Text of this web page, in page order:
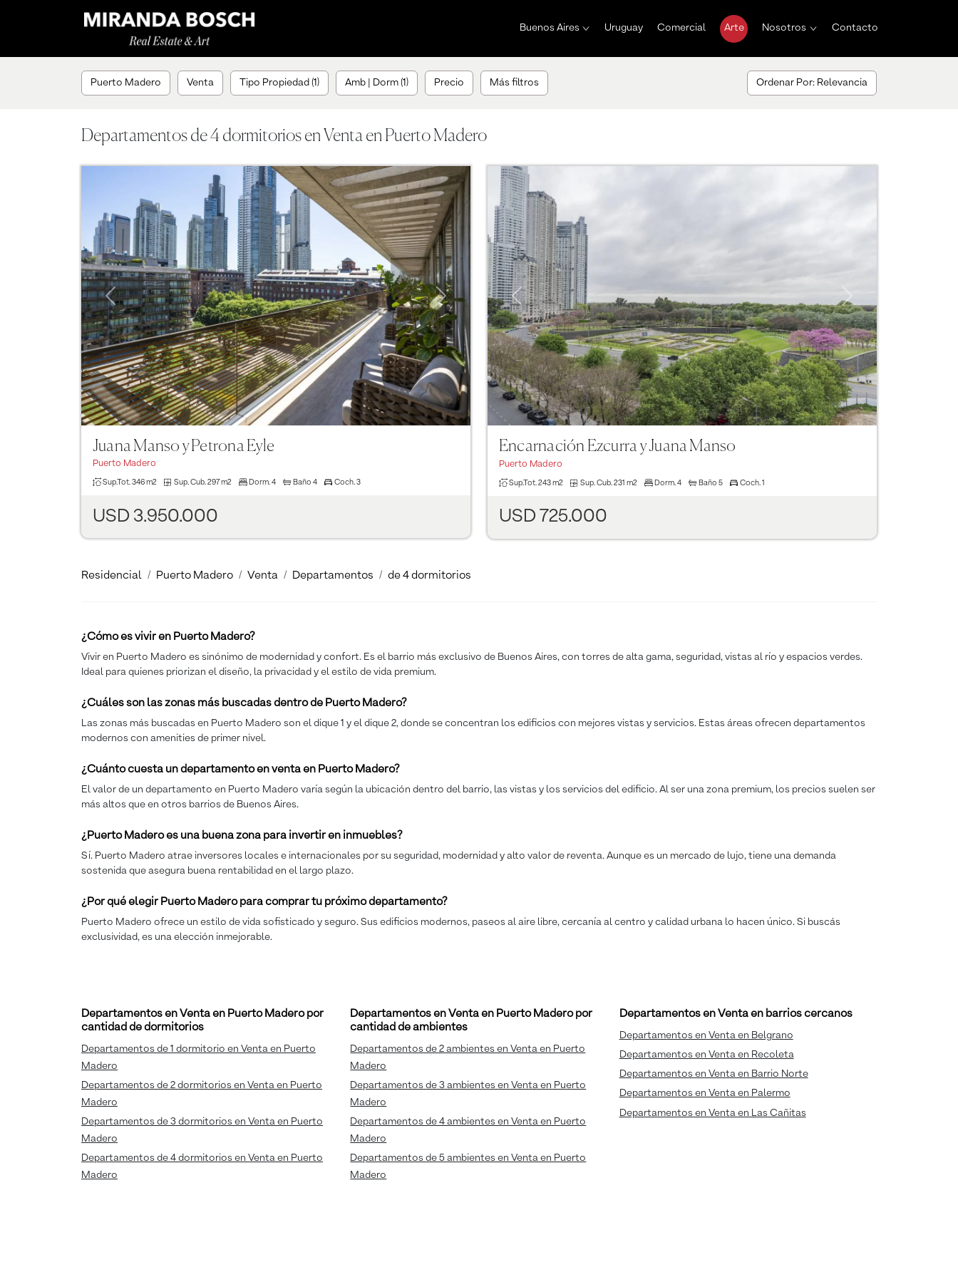
Buenos Aires Uruguay Comercial Arte Nosotros Contacto
Puerto Madero Venta Tipo Propiedad (1) Amb | Dorm (1) Precio Más filtros Ordenar Por: Relevancia
Departamentos de 4 dormitorios en Venta en Puerto Madero
Previous Next
Juana Manso y Petrona Eyle
Puerto Madero
Sup.Tot. 346 m2 Sup. Cub. 297 m2 Dorm. 4 Baño 4 Coch. 3
USD 3.950.000
Previous
Encarnación Ezcurra y Juana Manso
Puerto Madero
Sup.Tot. 243 m2 Sup. Cub. 231 m2 Dorm. 4 Baño 5 Coch. 1
USD 725.000
Residencial Puerto Madero Venta Departamentos de 4 dormitorios
¿Cómo es vivir en Puerto Madero?
Vivir en Puerto Madero es sinónimo de modernidad y confort. Es el barrio más exclusivo de Buenos Aires, con torres de alta gama, seguridad, vistas al río y espacios verdes.
Ideal para quienes priorizan el diseño, la privacidad y el estilo de vida premium.
¿Cuáles son las zonas más buscadas dentro de Puerto Madero?
Las zonas más buscadas en Puerto Madero son el dique 1 y el dique 2, donde se concentran los edificios con mejores vistas y servicios. Estas áreas ofrecen departamentos
modernos con amenities de primer nivel.
¿Cuánto cuesta un departamento en venta en Puerto Madero?
El valor de un departamento en Puerto Madero varía según la ubicación dentro del barrio, las vistas y los servicios del edificio. Al ser una zona premium, los precios suelen ser
más altos que en otros barrios de Buenos Aires.
¿Puerto Madero es una buena zona para invertir en inmuebles?
Sí. Puerto Madero atrae inversores locales e internacionales por su seguridad, modernidad y alto valor de reventa. Aunque es un mercado de lujo, tiene una demanda
sostenida que asegura buena rentabilidad en el largo plazo.
¿Por qué elegir Puerto Madero para comprar tu próximo departamento?
Puerto Madero ofrece un estilo de vida sofisticado y seguro. Sus edificios modernos, paseos al aire libre, cercanía al centro y calidad urbana lo hacen único. Si buscás
exclusividad, es una elección inmejorable.
Departamentos en Venta en Puerto Madero por
cantidad de dormitorios
Departamentos de 1 dormitorio en Venta en Puerto
Madero
Departamentos de 2 dormitorios en Venta en Puerto
Madero
Departamentos de 3 dormitorios en Venta en Puerto
Madero
Departamentos de 4 dormitorios en Venta en Puerto
Madero
Departamentos en Venta en Puerto Madero por
cantidad de ambientes
Departamentos de 2 ambientes en Venta en Puerto
Madero
Departamentos de 3 ambientes en Venta en Puerto
Madero
Departamentos de 4 ambientes en Venta en Puerto
Madero
Departamentos de 5 ambientes en Venta en Puerto
Madero
Departamentos en Venta en barrios cercanos
Departamentos en Venta en Belgrano
Departamentos en Venta en Recoleta
Departamentos en Venta en Barrio Norte
Departamentos en Venta en Palermo
Departamentos en Venta en Las Cañitas